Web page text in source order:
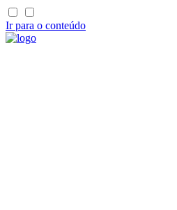
Ir para o conteúdo